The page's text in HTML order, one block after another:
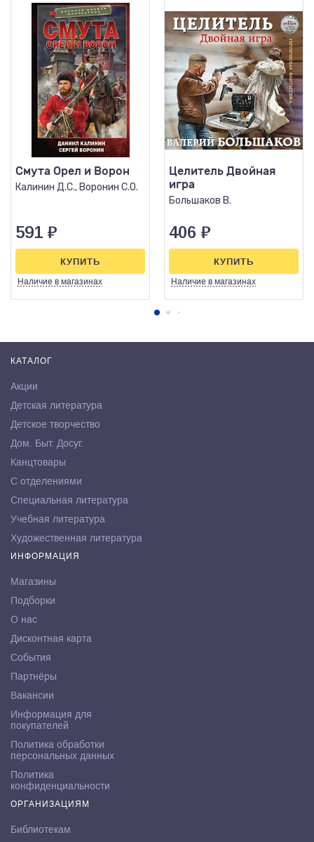
Смута Орел и Ворон
Калинин Д.С., Воронин С.О.
591 ₽
Наличие в магазинах
КУПИТЬ
Целитель Двойная
игра
Большаков В.
406 ₽
Наличие в магазинах
КУПИТЬ
КАТАЛОГ
Акции
Детская литература
Детское творчество
Дом. Быт. Досуг.
Канцтовары
С отделениями
Специальная литература
Учебная литература
Художественная литература
ИНФОРМАЦИЯ
Магазины
Подборки
О нас
Дисконтная карта
События
Партнёры
Вакансии
Информация для
покупателей
Политика обработки
персональных данных
Политика
конфиденциальности
ОРГАНИЗАЦИЯМ
Библиотекам